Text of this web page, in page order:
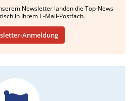
Newsletter landen die Top-News
in Ihrem E-Mail-Postfach.
Anmeldung